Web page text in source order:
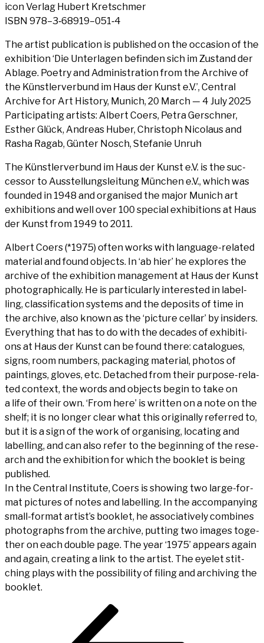
icon Ver­lag Hubert Kret­schmer
ISBN 978–3‑68919–051‑4
The artist publi­ca­ti­on is published on the occa­si­on of the
exhi­bi­ti­on ‘Die Unter­la­gen befin­den sich im Zustand der
Abla­ge. Poet­ry and Admi­nis­tra­ti­on from the Archi­ve of
the Künst­ler­ver­bund im Haus der Kunst e.V.’, Cen­tral
Archi­ve for Art Histo­ry, Munich, 20 March — 4 July 2025
Par­ti­ci­pa­ting artists: Albert Coers, Petra Ger­sch­ner,
Esther Glück, Andre­as Huber, Chris­toph Nico­laus and
Rasha Ragab, Gün­ter Nosch, Ste­fa­nie Unruh
The Künst­ler­ver­bund im Haus der Kunst e.V. is the suc­
ces­sor to Aus­stel­lungs­lei­tung Mün­chen e.V., which was
foun­ded in 1948 and orga­nis­ed the major Munich art
exhi­bi­ti­ons and well over 100 spe­cial exhi­bi­ti­ons at Haus
der Kunst from 1949 to 2011.
Albert Coers (*1975) often works with lan­guage-rela­ted
mate­ri­al and found objects. In ‘ab hier’ he explo­res the
archi­ve of the exhi­bi­ti­on manage­ment at Haus der Kunst
pho­to­gra­phi­cal­ly. He is par­ti­cu­lar­ly inte­res­ted in label­
ling, clas­si­fi­ca­ti­on sys­tems and the depo­sits of time in
the archi­ve, also known as the ‘pic­tu­re cel­lar’ by insi­ders.
Ever­y­thing that has to do with the deca­des of exhi­bi­ti­
ons at Haus der Kunst can be found the­re: cata­lo­gues,
signs, room num­bers, pack­a­ging mate­ri­al, pho­tos of
pain­tings, gloves, etc. Detached from their pur­po­se-rela­
ted con­text, the words and objects begin to take on
a life of their own. ‘From here’ is writ­ten on a note on the
shelf; it is no lon­ger clear what this ori­gi­nal­ly refer­red to,
but it is a sign of the work of orga­ni­s­ing, loca­ting and
label­ling, and can also refer to the begin­ning of the rese­
arch and the exhi­bi­ti­on for which the book­let is being
published.
In the Cen­tral Insti­tu­te, Coers is show­ing two lar­ge-for­
mat pic­tures of notes and label­ling. In the accom­pany­ing
small-for­mat artist’s book­let, he asso­cia­tively com­bi­nes
pho­to­graphs from the archi­ve, put­ting two images tog­e­
ther on each dou­ble page. The year ‘1975’ appears again
and again, crea­ting a link to the artist. The eye­let stit­
ching plays with the pos­si­bi­li­ty of fil­ing and archi­ving the
booklet.
Beitragsnavigation